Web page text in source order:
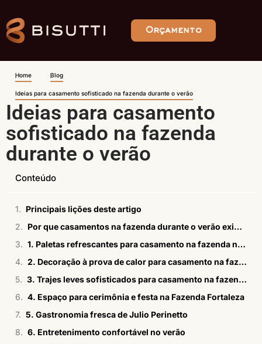
Orçamento
Home Blog
Ideias para casamento sofisticado na fazenda durante o verão
Ideias para casamento
sofisticado na fazenda
durante o verão
Conteúdo
Principais lições deste artigo
Por que casamentos na fazenda durante o verão exigem expertise específica em 2026
1. Paletas refrescantes para casamento na fazenda no verão
2. Decoração à prova de calor para casamento na fazenda no verão
3. Trajes leves sofisticados para casamento na fazenda
4. Espaço para cerimônia e festa na Fazenda Fortaleza
5. Gastronomia fresca de Julio Perinetto
6. Entretenimento confortável no verão